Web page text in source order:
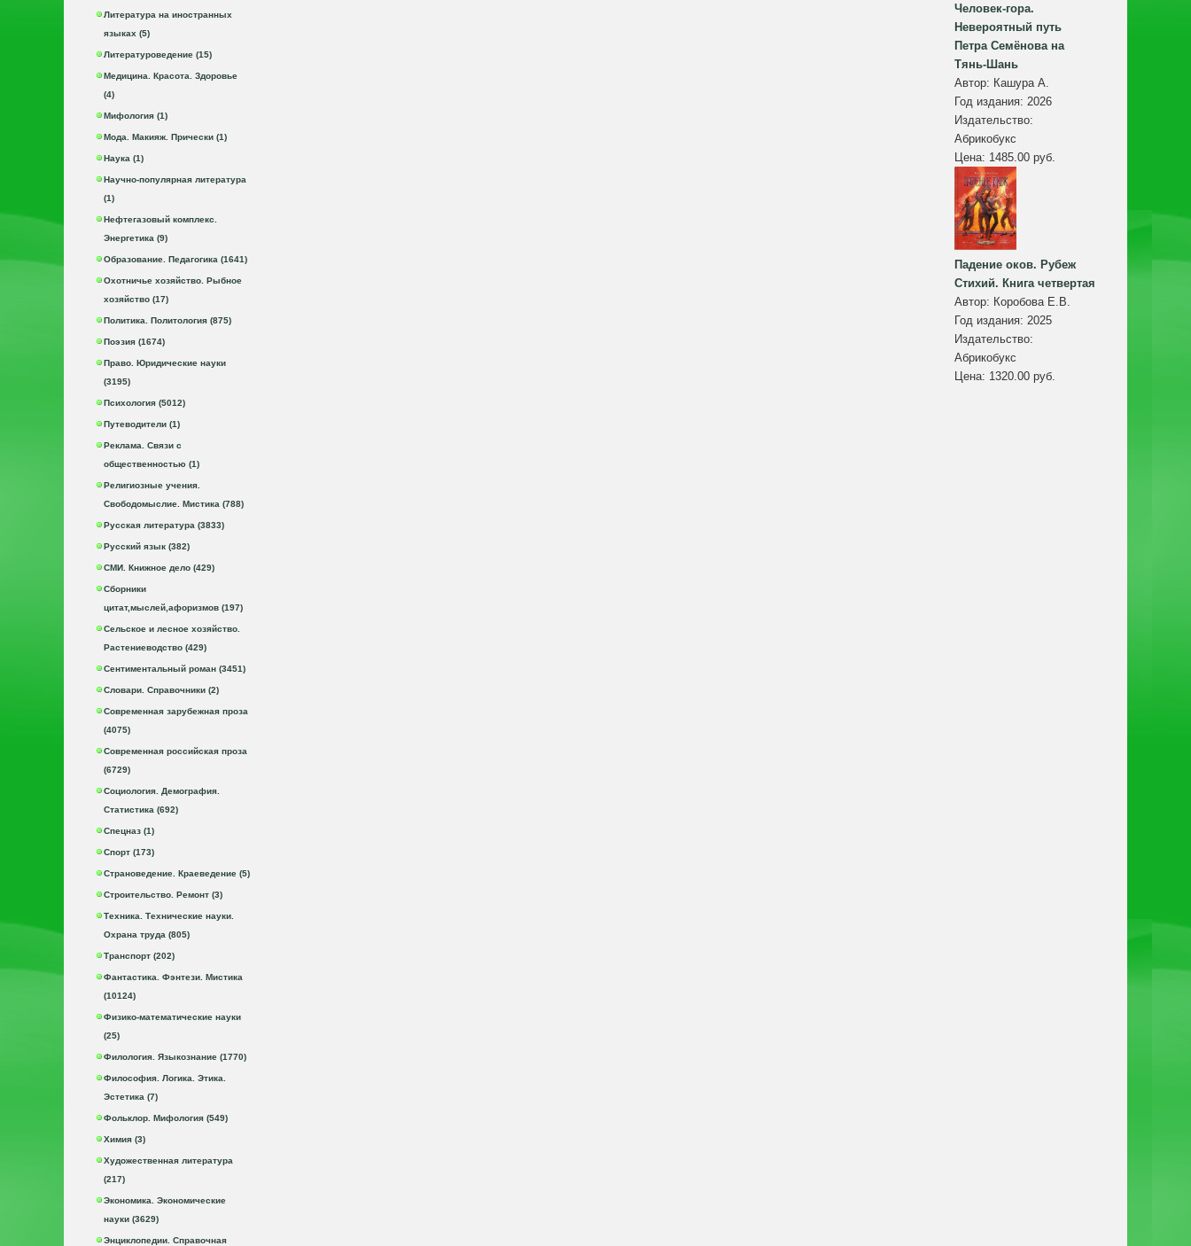
Литература на иностранных
языках (5)
Литературоведение (15)
Медицина. Красота. Здоровье
(4)
Мифология (1)
Мода. Макияж. Прически (1)
Наука (1)
Научно-популярная литература
(1)
Нефтегазовый комплекс.
Энергетика (9)
Образование. Педагогика (1641)
Охотничье хозяйство. Рыбное
хозяйство (17)
Политика. Политология (875)
Поэзия (1674)
Право. Юридические науки
(3195)
Психология (5012)
Путеводители (1)
Реклама. Связи с
общественностью (1)
Религиозные учения.
Свободомыслие. Мистика (788)
Русская литература (3833)
Русский язык (382)
СМИ. Книжное дело (429)
Сборники
цитат,мыслей,афоризмов (197)
Сельское и лесное хозяйство.
Растениеводство (429)
Сентиментальный роман (3451)
Словари. Справочники (2)
Современная зарубежная проза
(4075)
Современная российская проза
(6729)
Социология. Демография.
Статистика (692)
Спецназ (1)
Спорт (173)
Страноведение. Краеведение (5)
Строительство. Ремонт (3)
Техника. Технические науки.
Охрана труда (805)
Транспорт (202)
Фантастика. Фэнтези. Мистика
(10124)
Физико-математические науки
(25)
Филология. Языкознание (1770)
Философия. Логика. Этика.
Эстетика (7)
Фольклор. Мифология (549)
Химия (3)
Художественная литература
(217)
Экономика. Экономические
науки (3629)
Энциклопедии. Справочная
Человек-гора.
Невероятный путь
Петра Семёнова на
Тянь-Шань
Автор: Кашура А.
Год издания: 2026
Издательство:
Абрикобукс
Цена: 1485.00 руб.
Падение оков. Рубеж
Стихий. Книга четвертая
Автор: Коробова Е.В.
Год издания: 2025
Издательство:
Абрикобукс
Цена: 1320.00 руб.